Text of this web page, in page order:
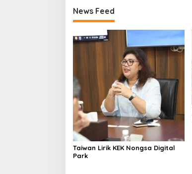
News Feed
Taiwan Lirik KEK Nongsa Digital
Park